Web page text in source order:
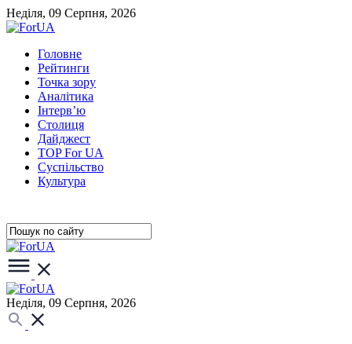
Неділя, 09 Серпня, 2026
Головне
Рейтинги
Точка зору
Аналітика
Інтерв’ю
Столиця
Дайджест
TOP For UA
Суспiльство
Культура
Неділя, 09 Серпня, 2026